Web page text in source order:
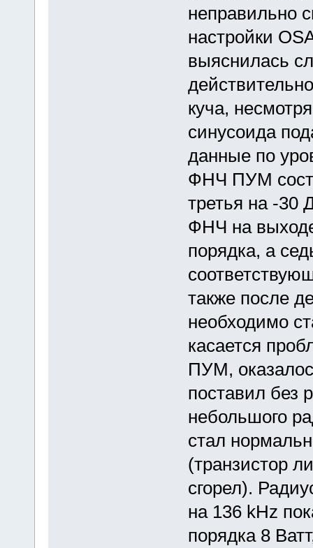
неправильно
настройки
выяснилась
куча,
синусоида
данные по
ФНЧ ПУМ
третья на -30
ФНЧ на
порядка, а
также после
необходимо
касается
ПУМ,
поставил без
небольшого
стал
(транзистор
сгорел).
на 136 kHz
порядка 8